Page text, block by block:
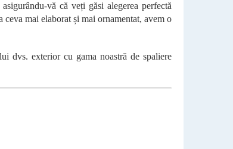
vă că veți găsi alegerea perfectă
mai elaborat și mai ornamentat, avem o
dvs. exterior cu gama noastră de spaliere